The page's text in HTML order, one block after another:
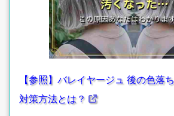
【参照】バレイヤージュ 後の色落
対策方法とは？